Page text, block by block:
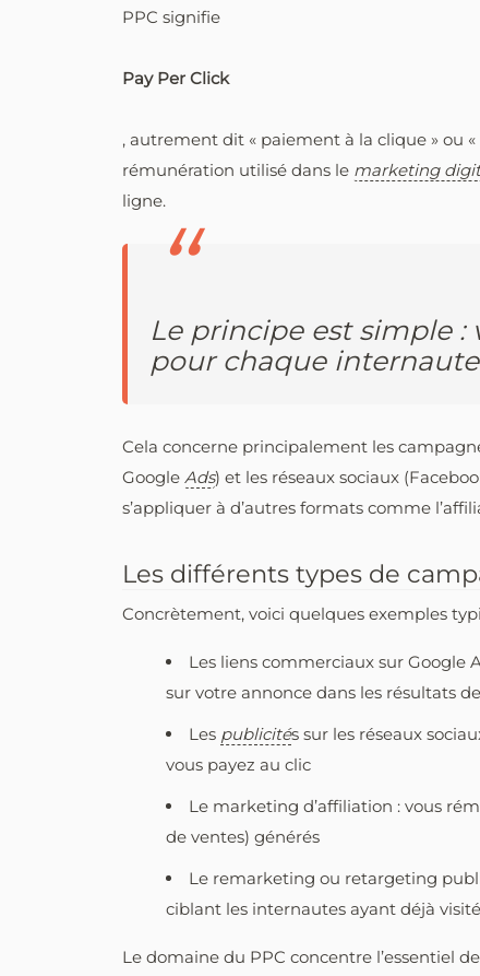
PPC signifie
Pay Per Click
, autrement dit « paiement à la clique » ou
rémunération utilisé dans le marketing
ligne.
Le principe est simple
pour chaque
Cela concerne principalement les
Google Ads) et les réseaux sociaux
s’appliquer à d’autres formats comme
Les différents types de
Concrètement, voici quelques exemples
Les liens commerciaux sur Google
sur votre annonce dans les résultats
Les publicités sur les réseaux
vous payez au clic
Le marketing d’affiliation : vous
de ventes) générés
Le remarketing ou retargeting
ciblant les internautes ayant déjà
Le domaine du PPC concentre l’essentiel